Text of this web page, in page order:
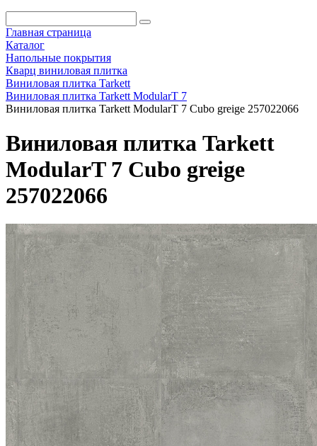
Главная страница
Каталог
Напольные покрытия
Кварц виниловая плитка
Виниловая плитка Tarkett
Виниловая плитка Tarkett ModularT 7
Виниловая плитка Tarkett ModularT 7 Cubo greige 257022066
Виниловая плитка Tarkett
ModularT 7 Cubo greige
257022066